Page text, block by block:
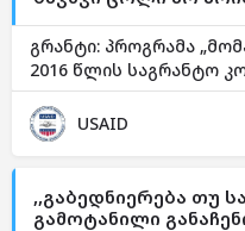
გრანტი: პროგრამა
2016 წლის საგრანტო
USAID
,,გაბედნიერება თუ
გამოტანილი